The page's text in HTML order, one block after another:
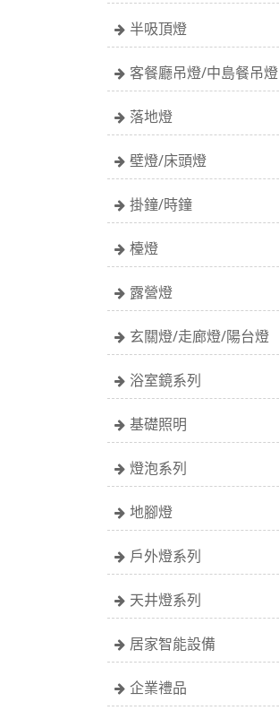
半吸頂燈
客餐廳吊燈/中島餐吊燈
落地燈
壁燈/床頭燈
掛鐘/時鐘
檯燈
露營燈
玄關燈/走廊燈/陽台燈
浴室鏡系列
基礎照明
燈泡系列
地腳燈
戶外燈系列
天井燈系列
居家智能設備
企業禮品